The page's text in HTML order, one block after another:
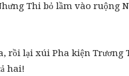
Thi bỏ lầm vào ruộng
rồi lại xúi Pha kiện Trương
hai!